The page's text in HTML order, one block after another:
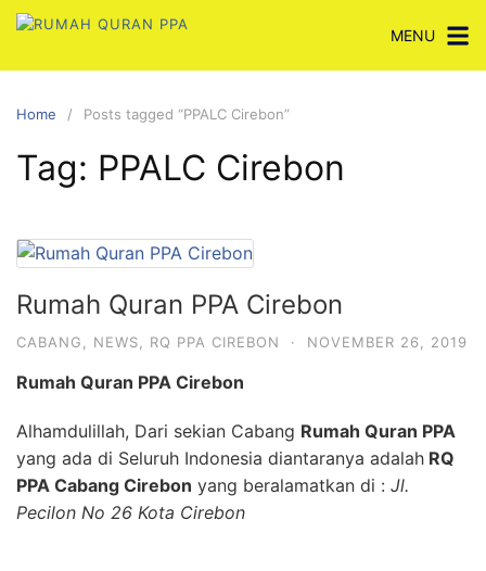
Skip
content
MENU
Home Posts tagged “PPALC Cirebon”
Tag: PPALC Cirebon
Rumah Quran PPA Cirebon
CABANG NEWS RQ PPA CIREBON · NOVEMBER 26, 2019
Rumah Quran PPA Cirebon
Alhamdulillah, Dari sekian Cabang Rumah Quran PPA
yang ada di Seluruh Indonesia diantaranya adalah RQ
PPA Cabang Cirebon yang beralamatkan di : Jl.
Pecilon No 26 Kota Cirebon